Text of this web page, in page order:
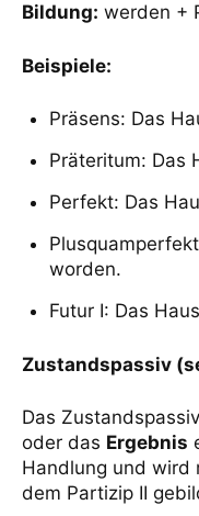
Bildung: werden +
Beispiele:
Präsens: Das
Präteritum: Das
Perfekt: Das
worden.
Futur I: Das
Zustandspassiv
Das
oder das Ergebnis
Handlung und wird
dem Partizip II